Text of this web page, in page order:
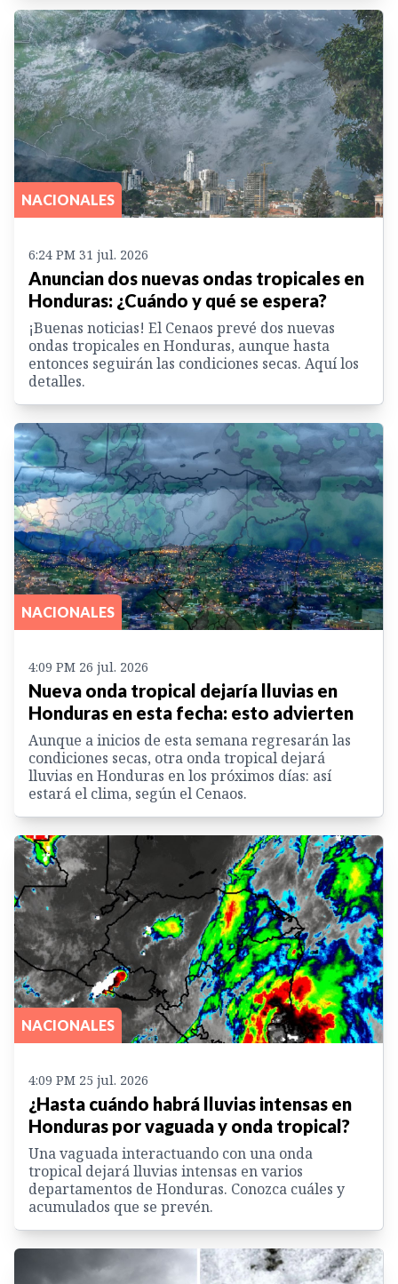
NACIONALES
6:24 PM 31 jul. 2026
Anuncian dos nuevas ondas tropicales en
Honduras: ¿Cuándo y qué se espera?
¡Buenas noticias! El Cenaos prevé dos nuevas
ondas tropicales en Honduras, aunque hasta
entonces seguirán las condiciones secas. Aquí los
detalles.
NACIONALES
4:09 PM 26 jul. 2026
Nueva onda tropical dejaría lluvias en
Honduras en esta fecha: esto advierten
Aunque a inicios de esta semana regresarán las
condiciones secas, otra onda tropical dejará
lluvias en Honduras en los próximos días: así
estará el clima, según el Cenaos.
NACIONALES
4:09 PM 25 jul. 2026
¿Hasta cuándo habrá lluvias intensas en
Honduras por vaguada y onda tropical?
Una vaguada interactuando con una onda
tropical dejará lluvias intensas en varios
departamentos de Honduras. Conozca cuáles y
acumulados que se prevén.